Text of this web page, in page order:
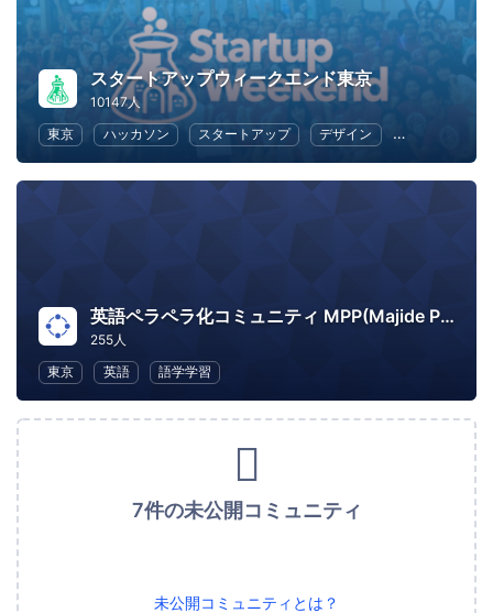
スタートアップウィークエンド東京
10147人
東京
ハッカソン スタートアップ デザイン マーケティング
英語ペラペラ化コミュニティ MPP(Majide Perapera Project)
255人
東京
英語 語学学習
7件の未公開コミュニティ
未公開コミュニティとは？